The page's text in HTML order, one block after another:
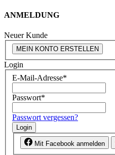
ANMELDUNG
Neuer Kunde
MEIN KONTO ERSTELLEN
Login
E-Mail-Adresse*
Passwort*
Passwort vergessen?
Login
Mit Facebook anmelden